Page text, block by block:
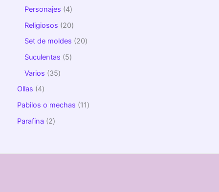
Personajes
4
Religiosos
20
Set de moldes
20
Suculentas
5
Varios
35
Ollas
4
Pabilos o mechas
11
Parafina
2